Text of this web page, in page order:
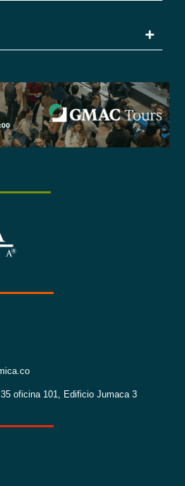
oficina 101, Edificio Jumaca 3